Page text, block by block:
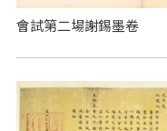
會試第二場謝錫墨卷